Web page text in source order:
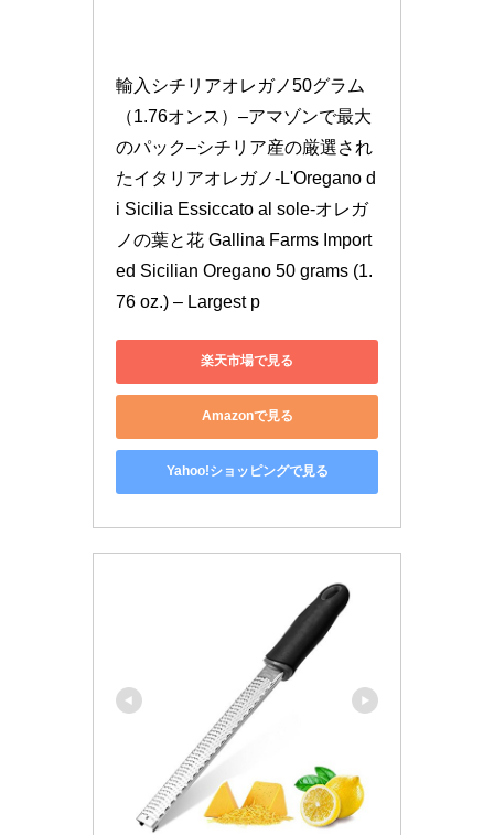
輸入シチリアオレガノ50グラム
（1.76オンス）–アマゾンで最大
のパック–シチリア産の厳選され
たイタリアオレガノ-L'Oregano d
i Sicilia Essiccato al sole-オレガ
ノの葉と花 Gallina Farms Import
ed Sicilian Oregano 50 grams (1.
76 oz.) – Largest p
楽天市場で見る
Amazonで見る
Yahoo!ショッピングで見る